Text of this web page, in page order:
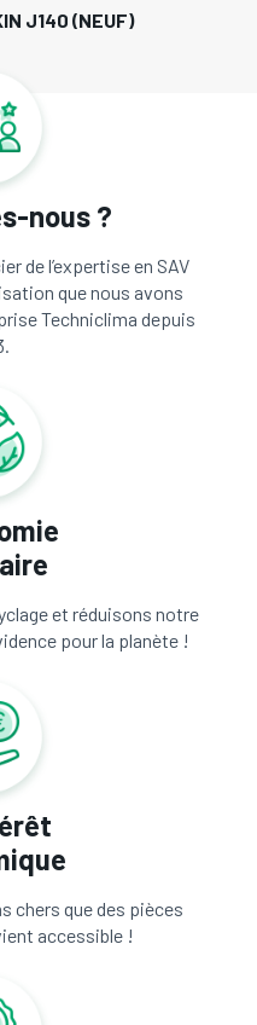
J140 (NEUF)
nous ?
de l’expertise en SAV
que nous avons
Techniclima depuis
et réduisons notre
pour la planète !
chers que des pièces
accessible !